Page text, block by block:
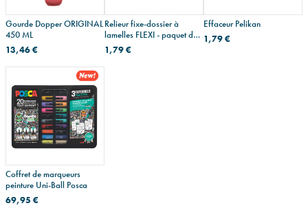
Gourde Dopper ORIGINAL
450 ML
13,46 €
Relieur fixe-dossier à
lamelles FLEXI - paquet de
25
1,79 €
Effaceur Pelikan
1,79 €
Coffret de marqueurs
peinture Uni-Ball Posca
69,95 €